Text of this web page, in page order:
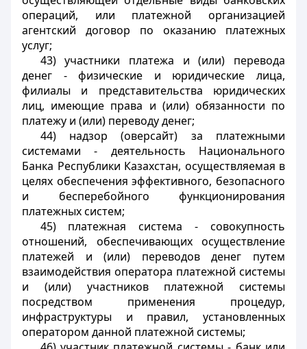
операций, или платежной организацией
агентский договор по оказанию платежных
услуг;
43) участники платежа и (или) перевода
денег - физические и юридические лица,
филиалы и представительства юридических
лиц, имеющие права и (или) обязанности по
платежу и (или) переводу денег;
44) надзор (оверсайт) за платежными
системами - деятельность Национального
Банка Республики Казахстан, осуществляемая в
целях обеспечения эффективного, безопасного
и бесперебойного функционирования
платежных систем;
45) платежная система - совокупность
отношений, обеспечивающих осуществление
платежей и (или) переводов денег путем
взаимодействия оператора платежной системы
и (или) участников платежной системы
посредством применения процедур,
инфраструктуры и правил, установленных
оператором данной платежной системы;